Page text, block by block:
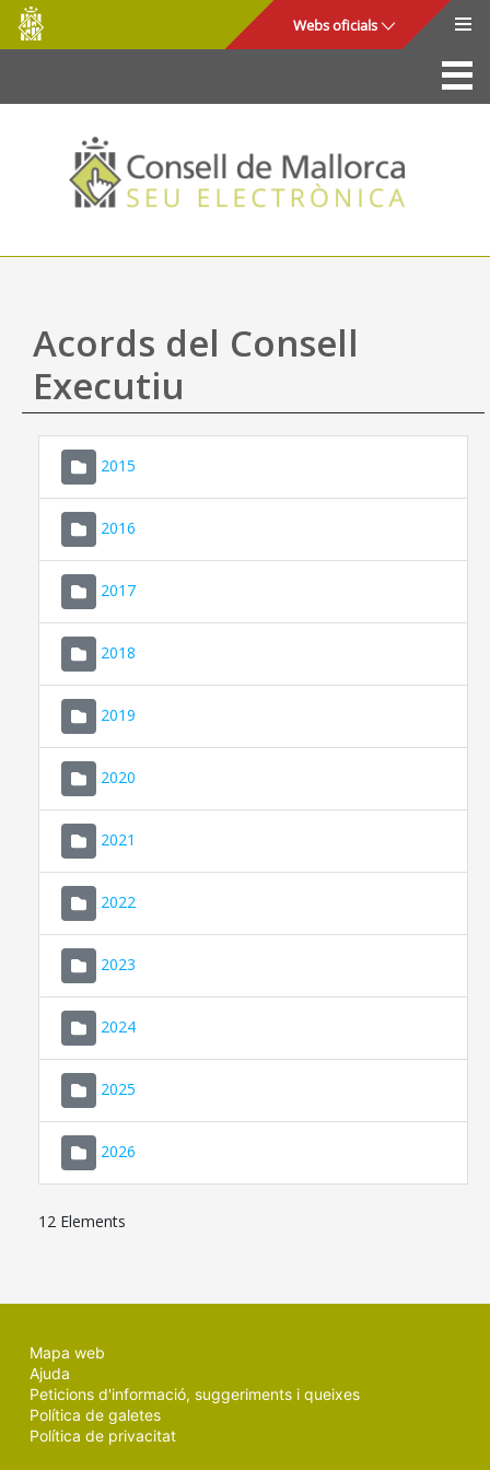
Salta al contingut principal
Consell
de
Mallorca
Webs oficials
La Seu
Consell de Mallorca
Accés i seguretat
Utilitats
Ajuda
Acords del Consell
Executiu
2015
2016
2017
2018
2019
2020
2021
2022
2023
2024
2025
2026
12 Elements
Mapa web
Ajuda
Peticions d'informació, suggeriments i queixes
Política de galetes
Política de privacitat